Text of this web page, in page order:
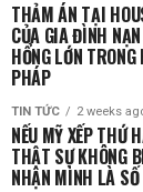
THẢM ÁN TẠI
CỦA GIA ĐÌNH
HỔNG LỚN
PHÁP
TIN TỨC 2 weeks
NẾU MỸ XẾP THỨ
THẬT SỰ KHÔNG
NHẬN MÌNH LÀ